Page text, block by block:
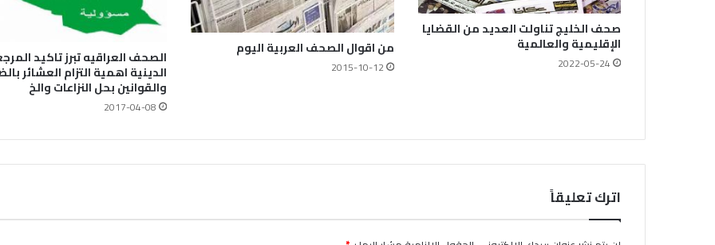
صحف الخليج تناولت العديد من القضايا
الإقليمية والعالمية
2022-05-24
من اقوال الصحف العربية اليوم
2015-10-12 الصحف العراقيه تبرز تاكيد
الدينية اهمية التزام العشائر
والقوانين بحل النزاعات والخ
2017-04-08
اترك تعليقاً